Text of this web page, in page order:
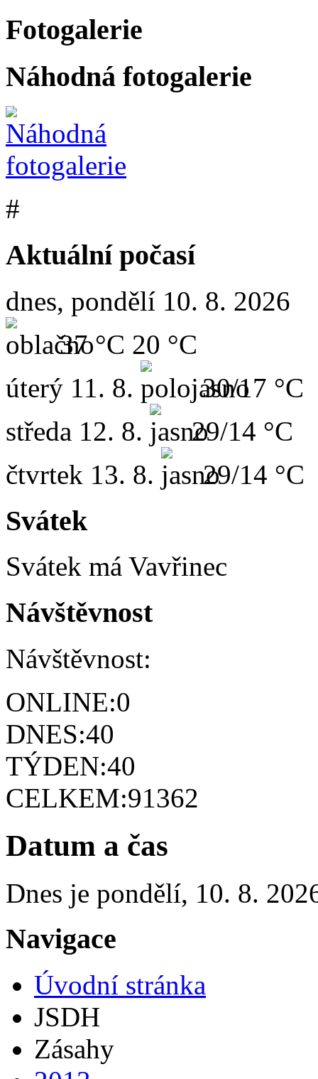
Fotogalerie
Náhodná fotogalerie
#
Aktuální počasí
dnes, pondělí 10. 8. 2026
37 °C 20 °C
úterý 11. 8.
30/17 °C
středa 12. 8.
29/14 °C
čtvrtek 13. 8. 29/14 °C
Svátek
Svátek má Vavřinec
Návštěvnost
Návštěvnost:
ONLINE:0
DNES:40
TÝDEN:40
CELKEM:91362
Datum a čas
Dnes je pondělí, 10. 8.
Navigace
Úvodní stránka
JSDH
Zásahy